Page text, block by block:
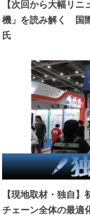
【次回から大幅リ
機」を読み解く 国
氏
【現地取材・独自
チェーン全体の最適